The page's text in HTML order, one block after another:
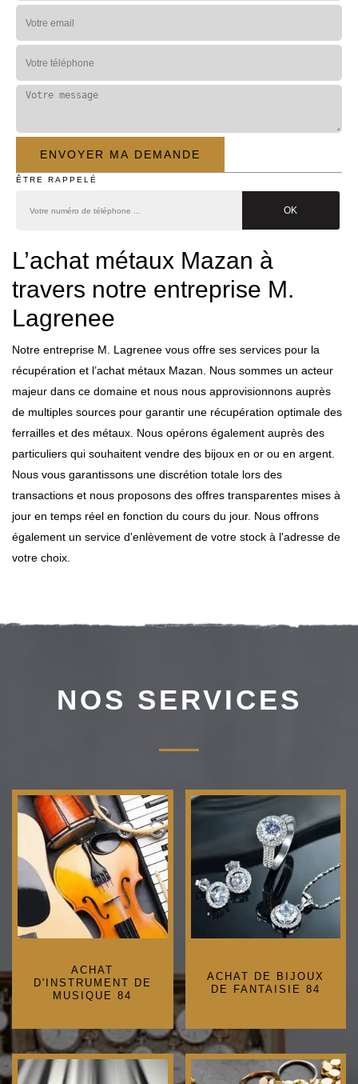
ÊTRE RAPPELÉ
L’achat métaux Mazan à
travers notre entreprise M.
Lagrenee
Notre entreprise M. Lagrenee vous offre ses services pour la
récupération et l’achat métaux Mazan. Nous sommes un acteur
majeur dans ce domaine et nous nous approvisionnons auprès
de multiples sources pour garantir une récupération optimale des
ferrailles et des métaux. Nous opérons également auprès des
particuliers qui souhaitent vendre des bijoux en or ou en argent.
Nous vous garantissons une discrétion totale lors des
transactions et nous proposons des offres transparentes mises à
jour en temps réel en fonction du cours du jour. Nous offrons
également un service d'enlèvement de votre stock à l'adresse de
votre choix.
NOS SERVICES
ACHAT
D'INSTRUMENT DE
MUSIQUE 84
ACHAT DE BIJOUX
DE FANTAISIE 84